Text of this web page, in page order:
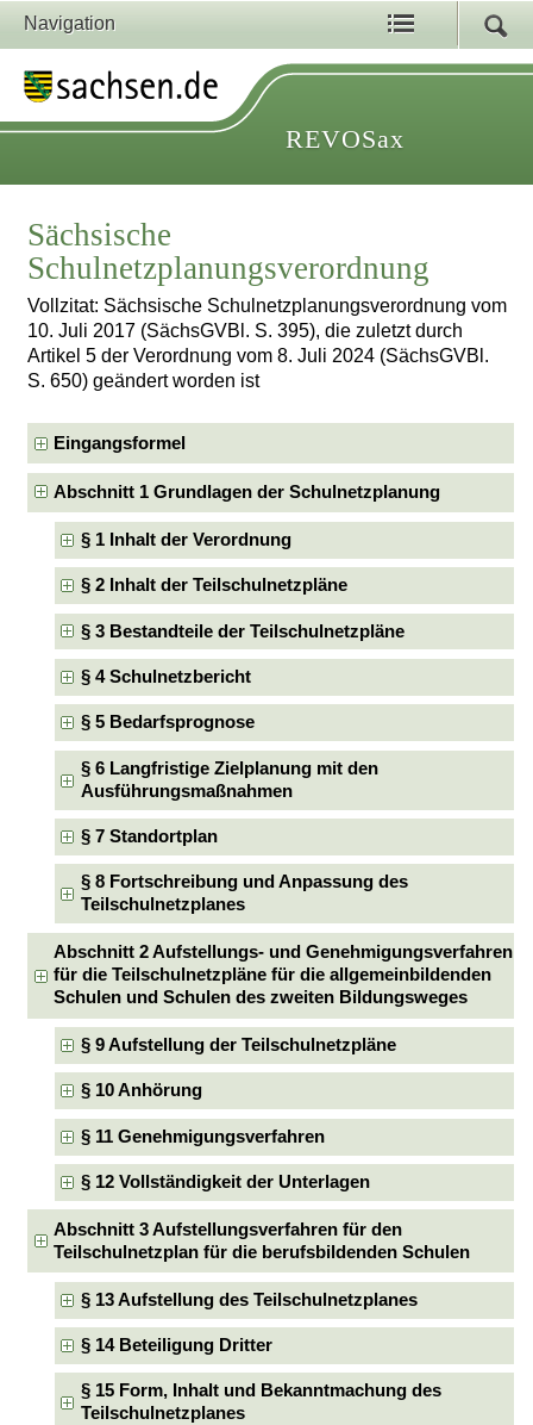
Navigation
REVOSax
Sächsische
Schulnetzplanungsverordnung
Vollzitat: Sächsische Schulnetzplanungsverordnung vom
10. Juli 2017 (SächsGVBl. S. 395), die zuletzt durch
Artikel 5 der Verordnung vom 8. Juli 2024 (SächsGVBl.
S. 650) geändert worden ist
Eingangsformel
Abschnitt 1 Grundlagen der Schulnetzplanung
§ 1 Inhalt der Verordnung
§ 2 Inhalt der Teilschulnetzpläne
§ 3 Bestandteile der Teilschulnetzpläne
§ 4 Schulnetzbericht
§ 5 Bedarfsprognose
§ 6 Langfristige Zielplanung mit den
Ausführungsmaßnahmen
§ 7 Standortplan
§ 8 Fortschreibung und Anpassung des
Teilschulnetzplanes
Abschnitt 2 Aufstellungs- und Genehmigungsverfahren
für die Teilschulnetzpläne für die allgemeinbildenden
Schulen und Schulen des zweiten Bildungsweges
§ 9 Aufstellung der Teilschulnetzpläne
§ 10 Anhörung
§ 11 Genehmigungsverfahren
§ 12 Vollständigkeit der Unterlagen
Abschnitt 3 Aufstellungsverfahren für den
Teilschulnetzplan für die berufsbildenden Schulen
§ 13 Aufstellung des Teilschulnetzplanes
§ 14 Beteiligung Dritter
§ 15 Form, Inhalt und Bekanntmachung des
Teilschulnetzplanes